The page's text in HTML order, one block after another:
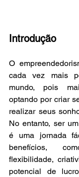
Introdução
O
cada vez mais
mundo, pois
optando por criar
realizar seus
No entanto, ser
é uma jornada
benefícios,
flexibilidade,
potencial de